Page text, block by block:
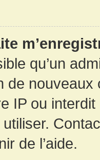
qu’un
de
IP ou
de l’aide.